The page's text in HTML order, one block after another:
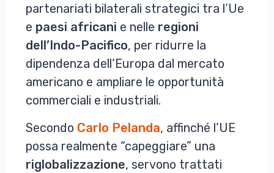
partenariati bilaterali strategici tra l’Ue
e paesi africani e nelle regioni
dell’Indo-Pacifico, per ridurre la
dipendenza dell’Europa dal mercato
americano e ampliare le opportunità
commerciali e industriali.
Secondo Carlo Pelanda, affinché l’UE
possa realmente “capeggiare” una
riglobalizzazione, servono trattati